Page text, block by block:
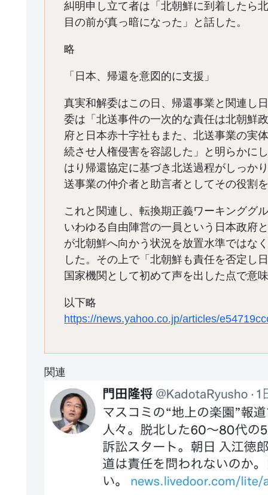
糾明申し立て者は「北朝鮮に到着したら
目の前が真っ暗になった」と話した。
略
「日本、帰還を意図的に支援」
真実和解委はこの日、帰還事業と関連し
委は「北送事件の一次的な責任は北朝鮮
府と日本赤十字社もまた、北送事業の実
続させ人権侵害を容認した」と明らかに
はり帰還協定に基づき北送過程がしっか
送事業の仲介者と助言者としてその役割
これと関連し、転換期正義ワーキンググ
いわゆる自由陣営の一員という日本政府
が北朝鮮へ向かう状況を放置水準ではな
した。その上で「北朝鮮も責任を否定し
国家機関として初めて声を出した点で意
以下略
https://news.yahoo.co.jp/articles/
関連